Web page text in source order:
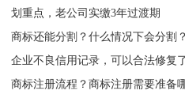
划重点，老公司实缴3年过渡期
商标还能分割？什么情况下会分割？
企业不良信用记录，可以合法修复
商标注册流程？商标注册需要准备